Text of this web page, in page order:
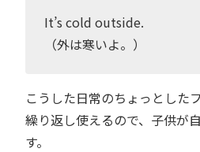
It’s cold outside.
（外は寒いよ。）
こうした日常のちょっとした
繰り返し使えるので、子供が
す。